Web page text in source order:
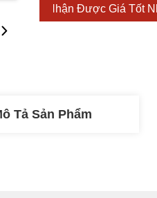
Nhận Được Giá Tốt
Tả Sản Phẩm